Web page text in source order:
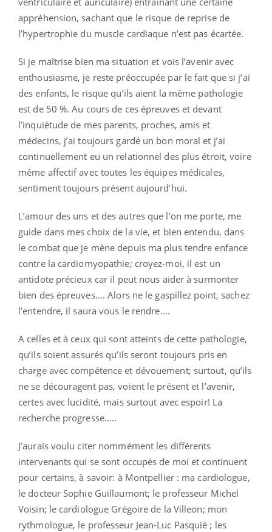
appréhension, sachant que le risque de reprise de
l’hypertrophie du muscle cardiaque n’est pas écartée.
Si je maîtrise bien ma situation et vois l’avenir avec
enthousiasme, je reste préoccupée par le fait que si j’ai
des enfants, le risque qu’ils aient la même pathologie
est de 50 %. Au cours de ces épreuves et devant
l’inquiètude de mes parents, proches, amis et
médecins, j’ai toujours gardé un bon moral et j’ai
continuellement eu un relationnel des plus étroit, voire
même affectif avec toutes les équipes médicales,
sentiment toujours présent aujourd’hui.
L’amour des uns et des autres que l’on me porte, me
guide dans mes choix de la vie, et bien entendu, dans
le combat que je mène depuis ma plus tendre enfance
contre la cardiomyopathie; croyez-moi, il est un
antidote précieux car il peut nous aider à surmonter
bien des épreuves.... Alors ne le gaspillez point, sachez
l’entendre, il saura vous le rendre....
A celles et à ceux qui sont atteints de cette pathologie,
qu’ils soient assurés qu’ils seront toujours pris en
charge avec compétence et dévouement; surtout, qu’ils
ne se découragent pas, voient le présent et l’avenir,
certes avec lucidité, mais surtout avec espoir! La
recherche progresse.....
J’aurais voulu citer nommément les différents
intervenants qui se sont occupés de moi et continuent
pour certains, à savoir: à Montpellier : ma cardiologue,
le docteur Sophie Guillaumont; le professeur Michel
Voisin; le cardiologue Grégoire de la Villeon; mon
rythmologue, le professeur Jean-Luc Pasquié ; les